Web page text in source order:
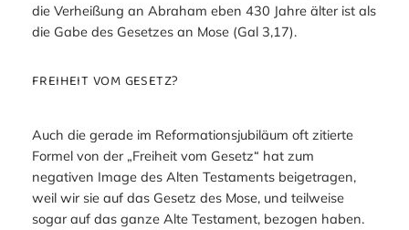
die Verheißung an Abraham eben 430 Jahre älter ist als
die Gabe des Gesetzes an Mose (Gal 3,17).
FREIHEIT VOM GESETZ?
Auch die gerade im Reformationsjubiläum oft zitierte
Formel von der „Freiheit vom Gesetz“ hat zum
negativen Image des Alten Testaments beigetragen,
weil wir sie auf das Gesetz des Mose, und teilweise
sogar auf das ganze Alte Testament, bezogen haben.